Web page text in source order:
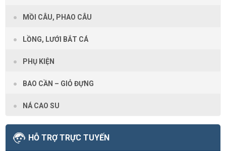
MỒI CÂU, PHAO CÂU
LỒNG, LƯỚI BẮT CÁ
PHỤ KIỆN
BAO CẦN – GIỎ ĐỰNG
NÁ CAO SU
HỖ TRỢ TRỰC TUYẾN